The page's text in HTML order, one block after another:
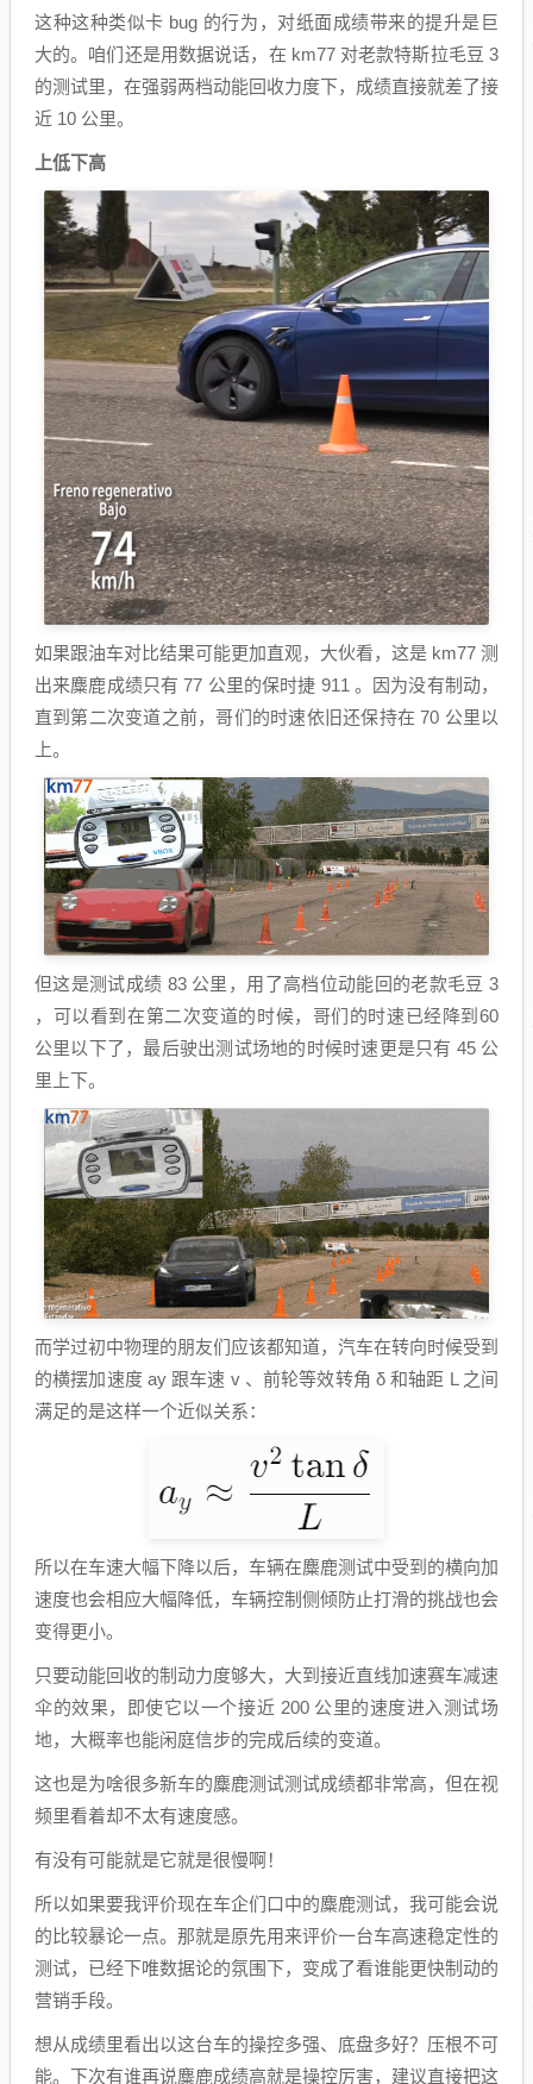
这种这种类似卡 bug 的行为，对纸面成绩带来的提升是巨
大的。咱们还是用数据说话，在 km77 对老款特斯拉毛豆 3
的测试里，在强弱两档动能回收力度下，成绩直接就差了接
近 10 公里。
上低下高
如果跟油车对比结果可能更加直观，大伙看，这是 km77 测
出来麋鹿成绩只有 77 公里的保时捷 911 。因为没有制动，
直到第二次变道之前，哥们的时速依旧还保持在 70 公里以
上。
但这是测试成绩 83 公里，用了高档位动能回的老款毛豆 3
，可以看到在第二次变道的时候，哥们的时速已经降到60
公里以下了，最后驶出测试场地的时候时速更是只有 45 公
里上下。
而学过初中物理的朋友们应该都知道，汽车在转向时候受到
的横摆加速度 ay 跟车速 v 、前轮等效转角 δ 和轴距 L 之间
满足的是这样一个近似关系：
所以在车速大幅下降以后，车辆在麋鹿测试中受到的横向加
速度也会相应大幅降低，车辆控制侧倾防止打滑的挑战也会
变得更小。
只要动能回收的制动力度够大，大到接近直线加速赛车减速
伞的效果，即使它以一个接近 200 公里的速度进入测试场
地，大概率也能闲庭信步的完成后续的变道。
这也是为啥很多新车的麋鹿测试测试成绩都非常高，但在视
频里看着却不太有速度感。
有没有可能就是它就是很慢啊！
所以如果要我评价现在车企们口中的麋鹿测试，我可能会说
的比较暴论一点。那就是原先用来评价一台车高速稳定性的
测试，已经下唯数据论的氛围下，变成了看谁能更快制动的
营销手段。
想从成绩里看出以这台车的操控多强、底盘多好？压根不可
能。下次有谁再说麋鹿成绩高就是操控厉害，建议直接把这